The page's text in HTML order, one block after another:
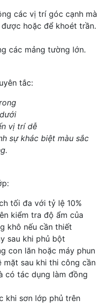
các vị trí góc cạnh mà
hoặc để khoét trần.​
các mảng tường lớn.​
tắc:
vị trí dễ
sự khác biệt màu sắc
tối đa với tỷ lệ 10%
kiểm tra độ ẩm của
khô nếu cần thiết
sau khi phủ bột
con lăn hoặc máy phun
mặt sau khi thi công cần
có tác dụng làm đồng
khi sơn lớp phủ trên